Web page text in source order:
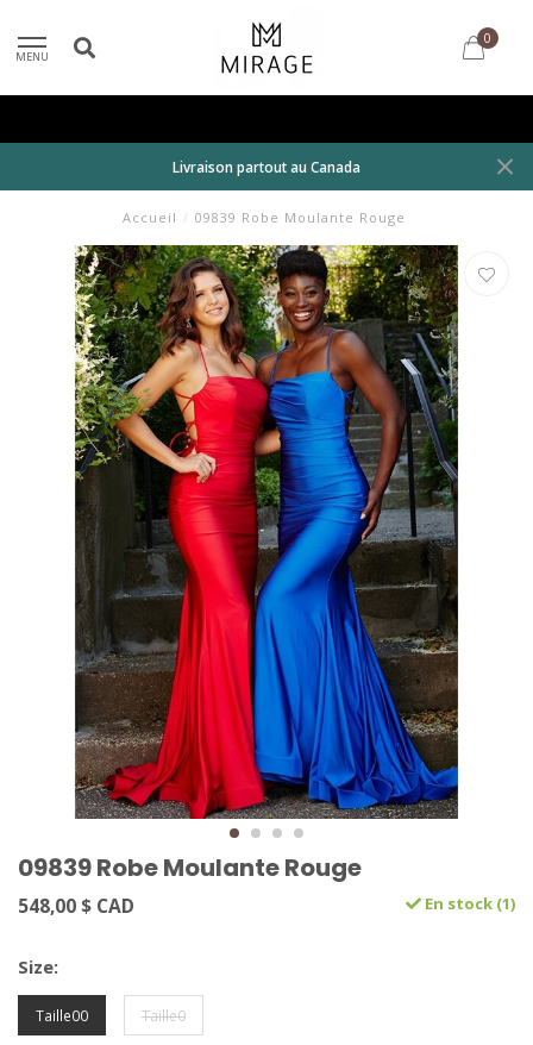
MENU
0
Livraison partout au Canada
Accueil / 09839 Robe Moulante Rouge
09839 Robe Moulante Rouge
548,00 $ CAD En stock (1)
Size:
Taille00 Taille0